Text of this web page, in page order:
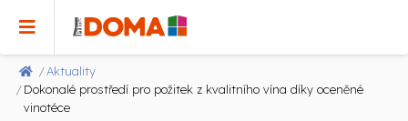
Aktuality
Dokonalé prostředí pro požitek z kvalitního vína díky oceněné
vinotéce